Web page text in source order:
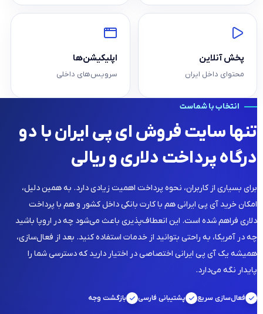
پخش آنلاین
محتوای داخل ایران
اپلیکیشن‌ها
سرویس‌های داخلی
انتخاب با شماست
تنها سایت فروش ای‌ پی ایران با دو
درگاه پرداخت دلاری و ریالی
برای بسیاری از کاربران، نحوه پرداخت اهمیت زیادی دارد. به همین دلیل،
امکان خرید آی پی ایرانی هم با کارت بانکی داخل کشور و هم با پرداخت
دلاری فراهم شده است. این انعطاف‌پذیری باعث می‌شود چه در اروپا باشید
چه در آمریکا، به راحتی بتوانید از خدمات استفاده کنید. بعد از فعال‌سازی،
همیشه یک آی پی ایرانی اختصاصی در اختیار دارید که دسترسی شما را
پایدار نگه می‌دارد.
فعال‌سازی سریع پشتیبانی فارسی بازگشت وجه